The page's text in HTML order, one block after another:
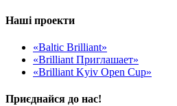
Наші проекти
«Baltic Brilliant»
«Brilliant Приглашает»
«Brilliant Kyiv Open Cup»
Приєднайся до нас!